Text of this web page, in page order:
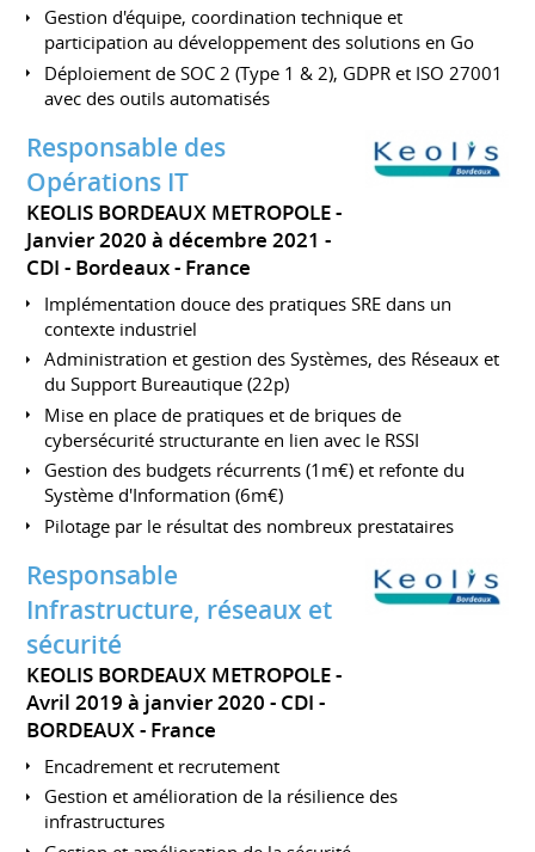
Gestion d'équipe, coordination technique et
participation au développement des solutions en Go
Déploiement de SOC 2 (Type 1 & 2), GDPR et ISO 27001
avec des outils automatisés
Responsable des
Opérations IT
KEOLIS BORDEAUX METROPOLE
Janvier 2020 à décembre 2021
CDI
Bordeaux France
Implémentation douce des pratiques SRE dans un
contexte industriel
Administration et gestion des Systèmes, des Réseaux et
du Support Bureautique (22p)
Mise en place de pratiques et de briques de
cybersécurité structurante en lien avec le RSSI
Gestion des budgets récurrents (1m€) et refonte du
Système d'Information (6m€)
Pilotage par le résultat des nombreux prestataires
Responsable
Infrastructure, réseaux et
sécurité
KEOLIS BORDEAUX METROPOLE
Avril 2019 à janvier 2020 CDI
BORDEAUX
France
Encadrement et recrutement
Gestion et amélioration de la résilience des
infrastructures